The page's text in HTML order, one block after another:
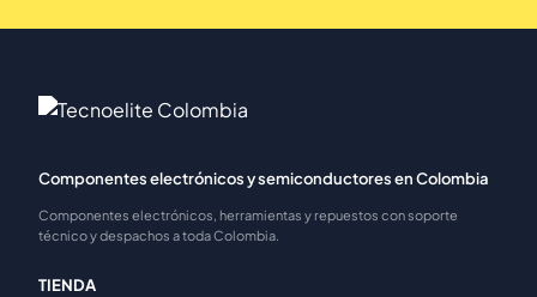
Componentes electrónicos y semiconductores en Colombia
Componentes electrónicos, herramientas y repuestos con soporte
técnico y despachos a toda Colombia.
TIENDA